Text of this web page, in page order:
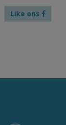
Like ons